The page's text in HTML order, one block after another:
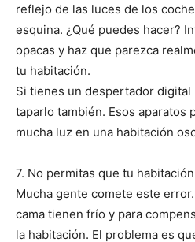
reflejo de las luces de los
esquina. ¿Qué puedes hacer?
opacas y haz que parezca
tu habitación.
Si tienes un despertador
taparlo también. Esos aparatos
mucha luz en una habitación
7. No permitas que tu
Mucha gente comete este
cama tienen frío y para
la habitación. El problema es